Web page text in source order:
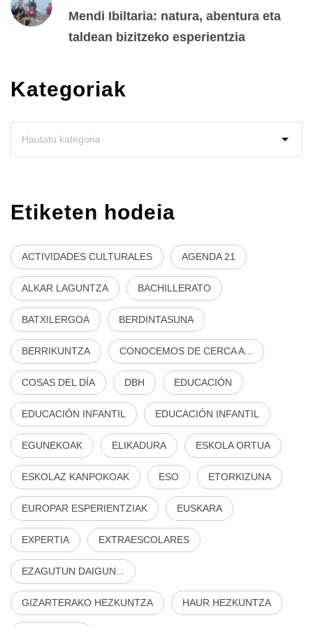
Mendi Ibiltaria: natura, abentura eta
taldean bizitzeko esperientzia
Kategoriak
Etiketen hodeia
ACTIVIDADES CULTURALES AGENDA 21
ALKAR LAGUNTZA BACHILLERATO
BATXILERGOA BERDINTASUNA
BERRIKUNTZA CONOCEMOS DE CERCA A...
COSAS DEL DÍA DBH EDUCACIÓN
EDUCACIÓN INFANTIL EDUCACIÓN INFANTIL
EGUNEKOAK ELIKADURA ESKOLA ORTUA
ESKOLAZ KANPOKOAK ESO ETORKIZUNA
EUROPAR ESPERIENTZIAK EUSKARA
EXPERTIA EXTRAESCOLARES
EZAGUTUN DAIGUN...
GIZARTERAKO HEZKUNTZA HAUR HEZKUNTZA